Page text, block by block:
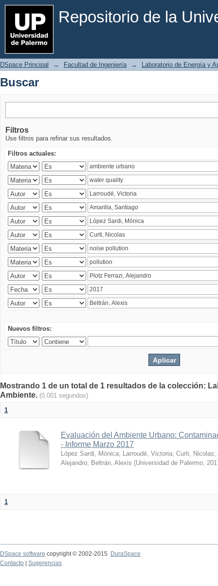
Repositorio de la
Buscar
DSpace Principal → Facultad de Ingeniería → Laboratorio de Energía y
Buscar
Filtros
Use filtros para refinar sus resultados.
Filtros actuales:
Nuevos filtros:
Mostrando 1 de un total de 1 resultados de la colección:
Ambiente. (0.001 segundos)
1
Evaluación del Ambiente Urbano:
- Informe Marzo 2017
López Sardi, Mónica; Larroudé, Victoria; Curti, Nicolas;
Alejandro; Beltrán, Alexis (Universidad de Palermo,
1
DSpace software copyright © 2002-2015
DuraSpace
Contacto
Sugerencias